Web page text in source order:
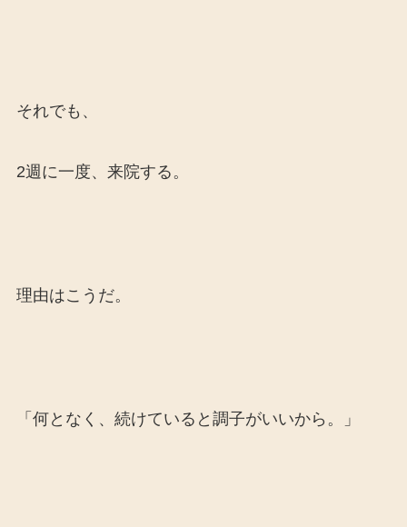
それでも、
2週に一度、来院する。
理由はこうだ。
「何となく、続けていると調子がいいから。」